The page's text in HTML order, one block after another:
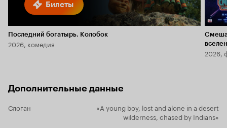
Билеты
Последний богатырь. Колобок
2026, комедия
2026,
Дополнительные данные
Слоган
«A young boy, lost and alone in a desert
wilderness, chased by Indians»